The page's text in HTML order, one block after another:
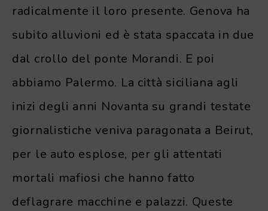
radicalmente il loro presente. Genova ha
subito alluvioni ed è stata spaccata in due
dal crollo del ponte Morandi. E poi
abbiamo Palermo. La città siciliana agli
inizi degli anni Novanta su grandi testate
giornalistiche veniva paragonata a Beirut,
per le auto esplose, per gli attentati
mortali mafiosi che hanno fatto
deflagrare macchine e palazzi. Queste